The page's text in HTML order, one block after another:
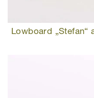
Lowboard „Stefan“